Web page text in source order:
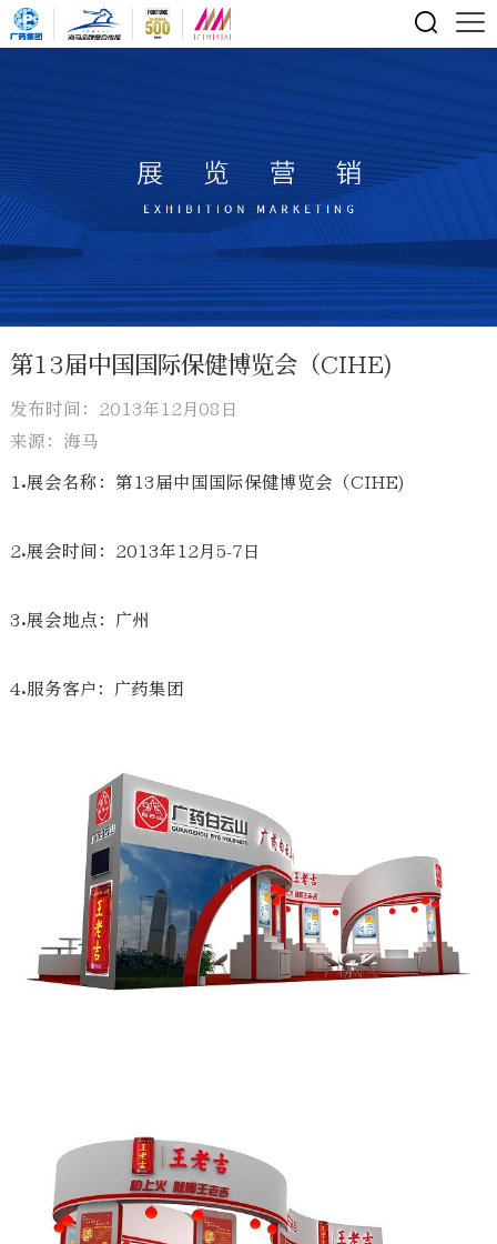
第13届中国国际保健博览会（CIHE)
发布时间：2013年12月08日
来源：海马
1.展会名称：第13届中国国际保健博览会（CIHE)
2.展会时间：2013年12月5-7日
3.展会地点：广州
4.服务客户：广药集团